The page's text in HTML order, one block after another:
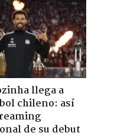
llega a
chileno: así
de su debut